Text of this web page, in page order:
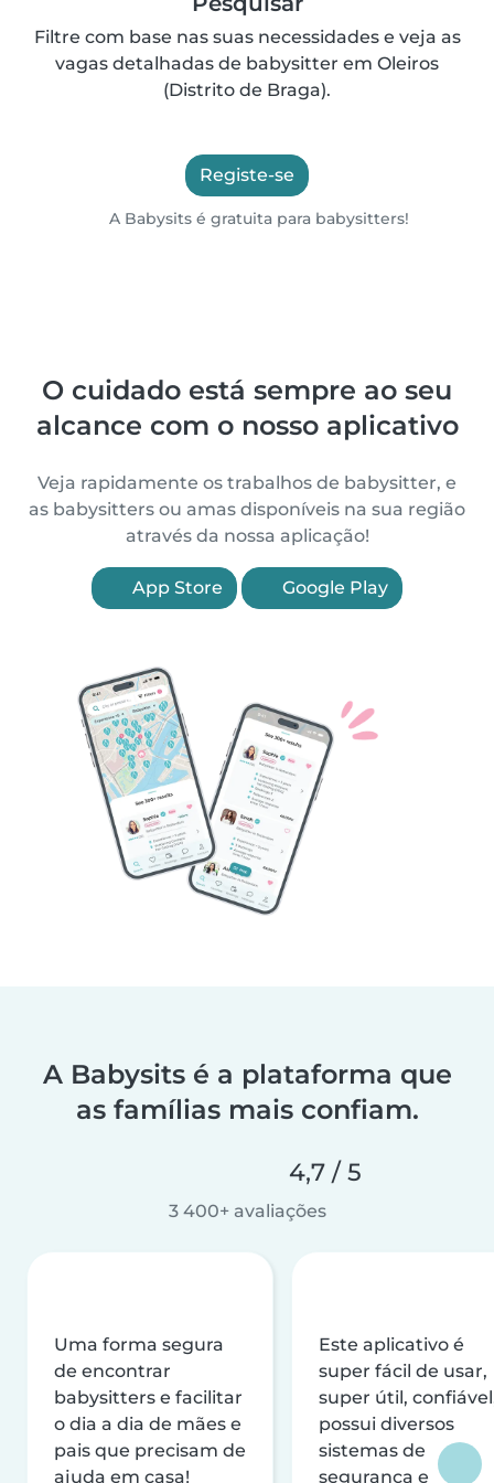
Filtre com base nas suas necessidades e veja as
vagas detalhadas de babysitter em Oleiros
(Distrito de Braga).
Registe-se
A Babysits é gratuita para babysitters!
O cuidado está sempre ao seu
alcance com o nosso aplicativo
Veja rapidamente os trabalhos de babysitter, e
as babysitters ou amas disponíveis na sua região
através da nossa aplicação!
App Store Google Play
A Babysits é a plataforma que
as famílias mais confiam.
4,7 / 5
3 400+ avaliações
Uma forma segura
de encontrar
babysitters e facilitar
o dia a dia de mães e
pais que precisam de
ajuda em casa!
Este aplicativo é
super fácil de usar,
super útil,
possui diversos
sistemas de
segurança e